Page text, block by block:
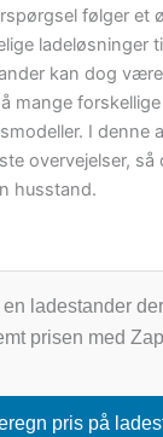
følger et
ladeløsninger
kan dog
mange
I denne
overvejelser,
husstand.
ladestander
prisen med
pris på